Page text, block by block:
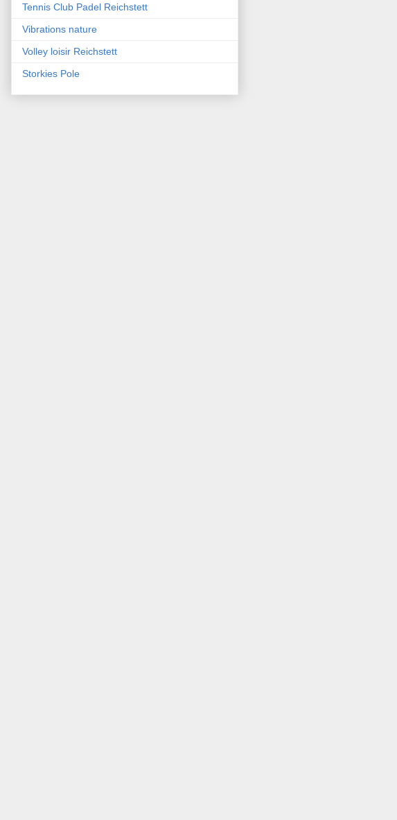
Tennis Club Padel Reichstett
Vibrations nature
Volley loisir Reichstett
Storkies Pole